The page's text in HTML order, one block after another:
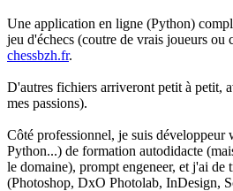
Une application en ligne (Python)
jeu d'échecs (coutre de vrais joueurs ou
chessbzh.fr.
D'autres fichiers arriveront petit à petit,
mes passions).
Côté professionnel, je suis développeur
Python...) de formation autodidacte
le domaine), prompt engeneer, et j'ai de
(Photoshop, DxO Photolab, InDesign,